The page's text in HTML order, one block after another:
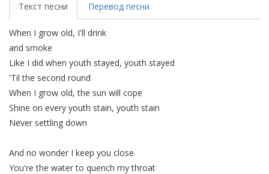
Текст песни Перевод песни
When I grow old, I'll drink
and smoke
Like I did when youth stayed, youth stayed
'Til the second round
When I grow old, the sun will cope
Shine on every youth stain, youth stain
Never settling down
And no wonder I keep you close
You're the water to quench my throat